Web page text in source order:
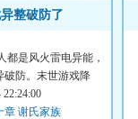
整破防了
都是风火雷电异能，
破防。末世游戏降
章 谢氏家族